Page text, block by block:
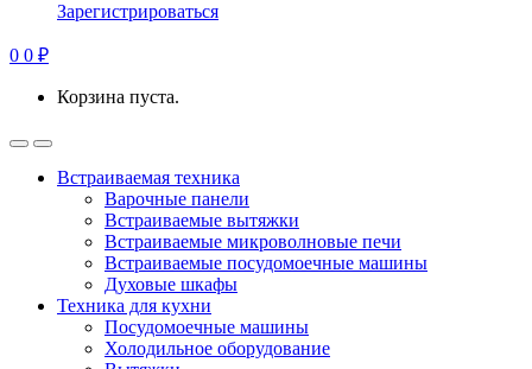
Зарегистрироваться
0 0 ₽
Корзина пуста.
Встраиваемая техника
Варочные панели
Встраиваемые вытяжки
Встраиваемые микроволновые печи
Встраиваемые посудомоечные машины
Духовые шкафы
Техника для кухни
Посудомоечные машины
Холодильное оборудование